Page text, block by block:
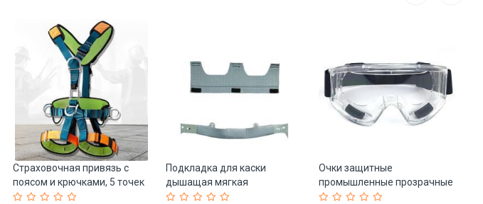
Страховочная привязь с
поясом и крючками, 5 точек
(арт. 25-5080161)
Подкладка для каски
дышащая мягкая
впитывающая 10 в 1 (арт.
Очки защитные
промышленные прозрачные
ANSI (арт. 25-5080299)